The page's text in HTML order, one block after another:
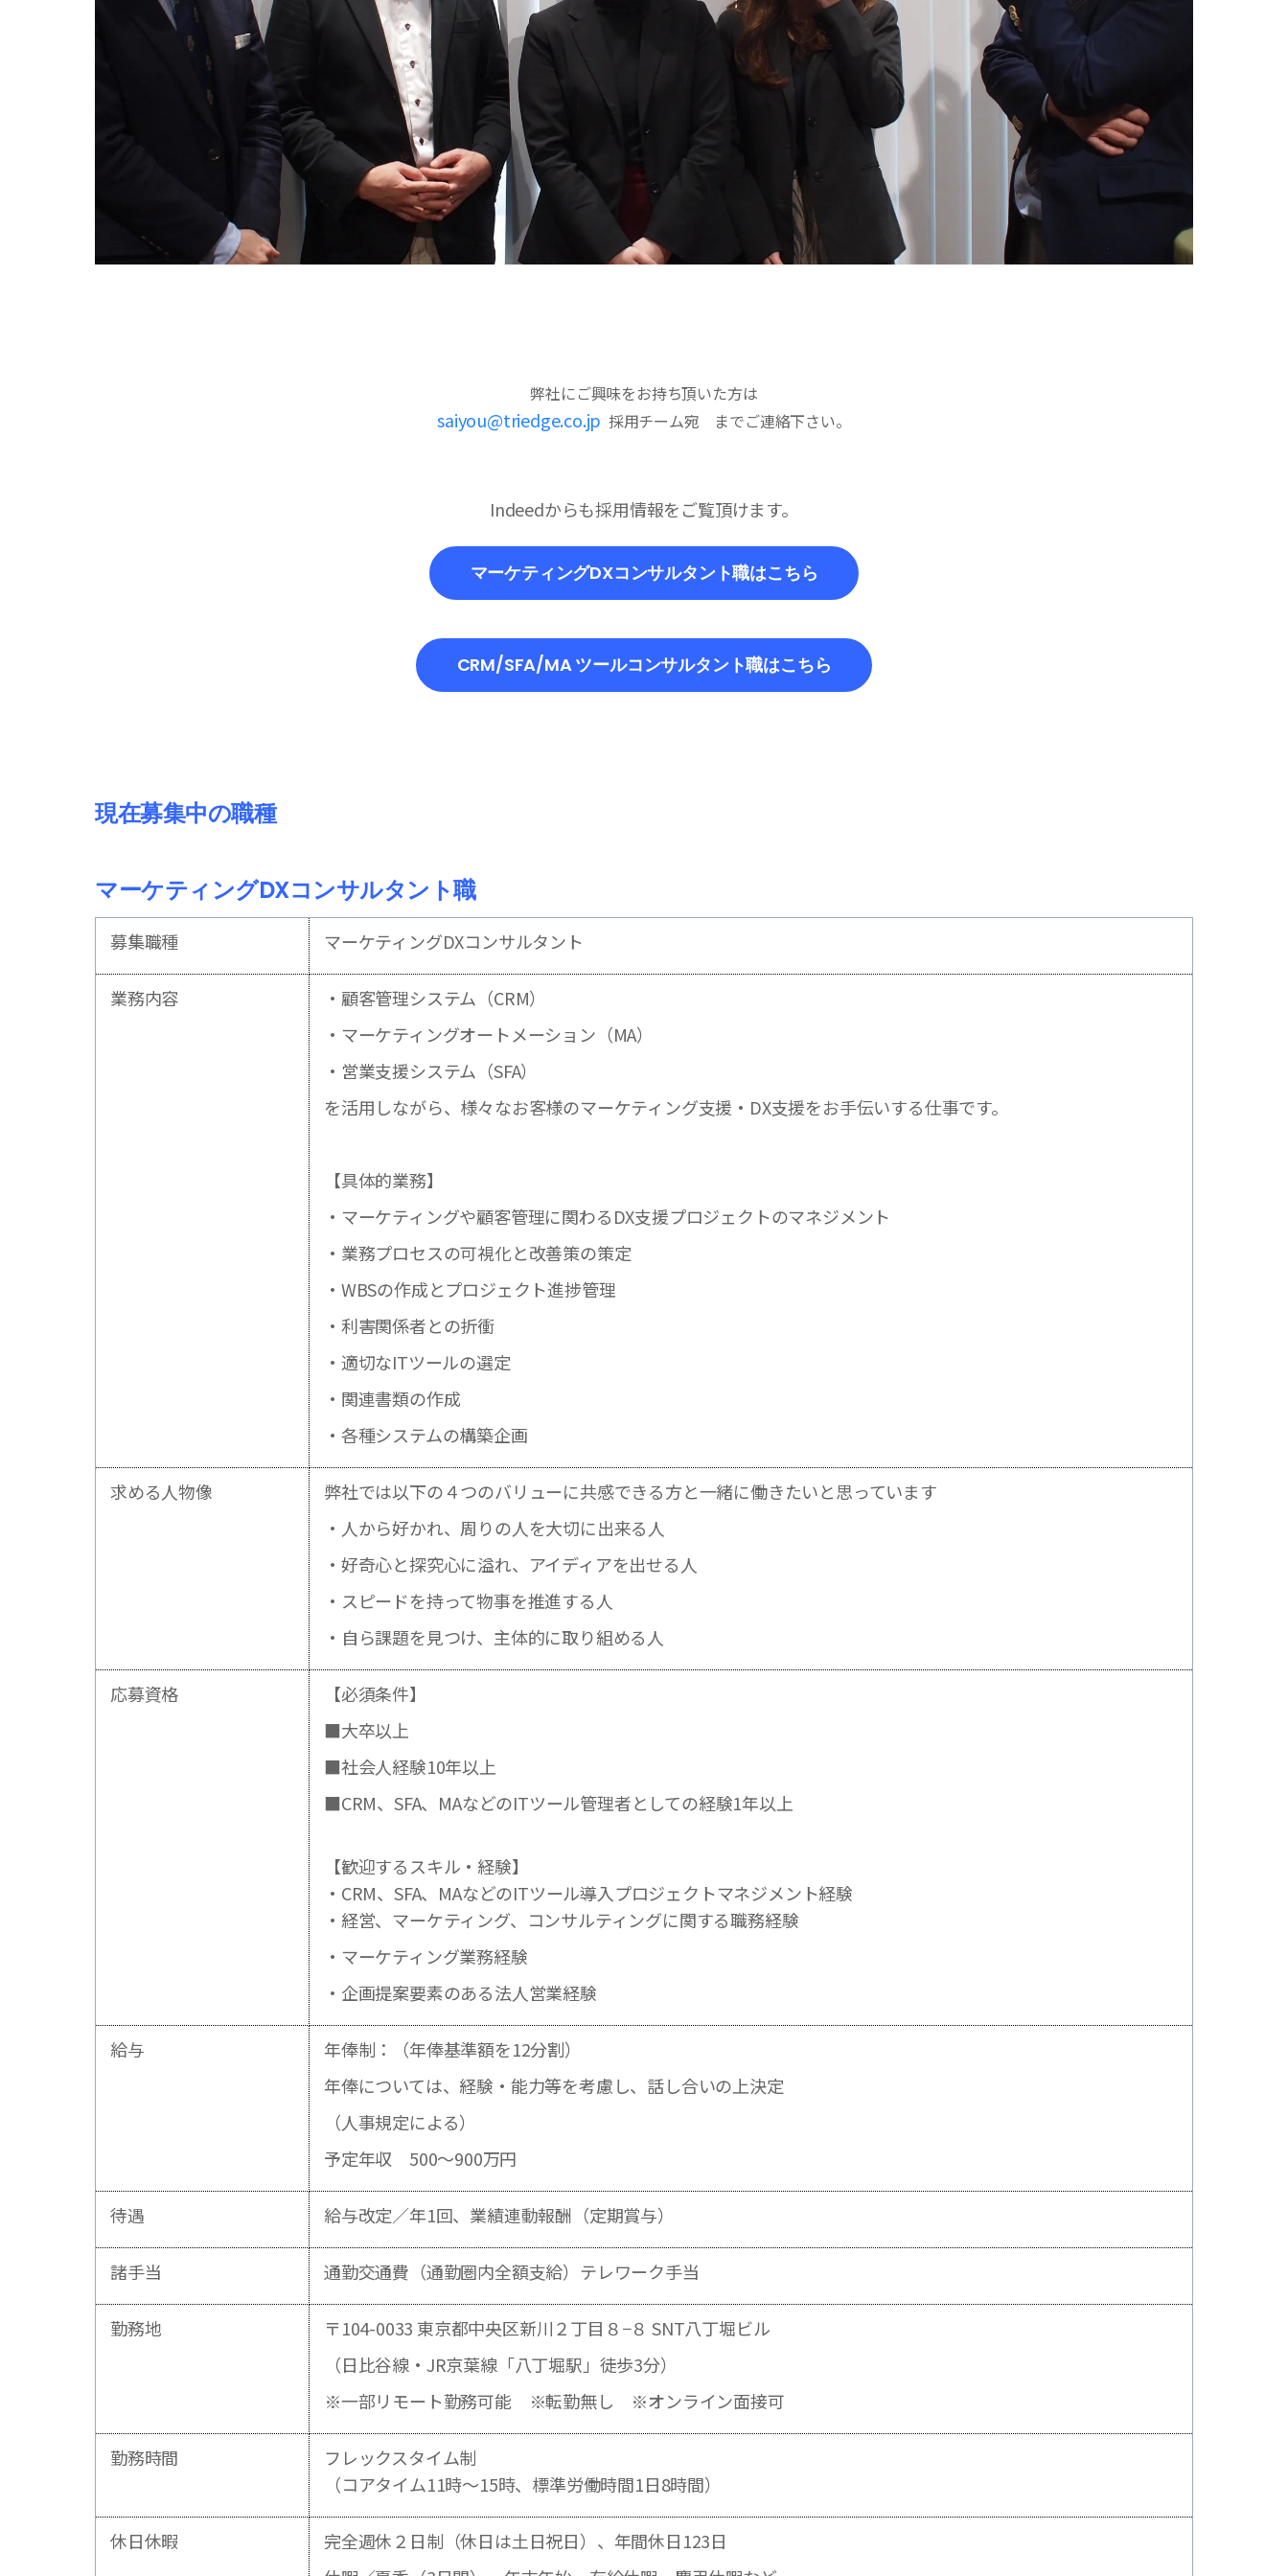
弊社にご興味をお持ち頂いた方は
saiyou@triedge.co.jp 採用チーム宛 までご連絡下さい。
Indeedからも採用情報をご覧頂けます。
マーケティングDXコンサルタント職はこちら
CRM/SFA/MA ツールコンサルタント職はこちら
現在募集中の職種
マーケティングDXコンサルタント職
募集職種 マーケティングDXコンサルタント
業務内容
・顧客管理システム（CRM）
・マーケティングオートメーション（MA）
・営業支援システム（SFA）
を活用しながら、様々なお客様のマーケティング支援・DX支援をお手伝いする仕事です。
【具体的業務】
・マーケティングや顧客管理に関わるDX支援プロジェクトのマネジメント
・業務プロセスの可視化と改善策の策定
・WBSの作成とプロジェクト進捗管理
・利害関係者との折衝
・適切なITツールの選定
・関連書類の作成
・各種システムの構築企画
求める人物像
弊社では以下の４つのバリューに共感できる方と一緒に働きたいと思っています
・人から好かれ、周りの人を大切に出来る人
・好奇心と探究心に溢れ、アイディアを出せる人
・スピードを持って物事を推進する人
・自ら課題を見つけ、主体的に取り組める人
応募資格
【必須条件】
■大卒以上
■社会人経験10年以上
■CRM、SFA、MAなどのITツール管理者としての経験1年以上
【歓迎するスキル・経験】
・CRM、SFA、MAなどのITツール導入プロジェクトマネジメント経験
・経営、マーケティング、コンサルティングに関する職務経験
・マーケティング業務経験
・企画提案要素のある法人営業経験
給与
年俸制：（年俸基準額を12分割）
年俸については、経験・能力等を考慮し、話し合いの上決定
（人事規定による）
予定年収 500～900万円
待遇 給与改定／年1回、業績連動報酬（定期賞与）
諸手当 通勤交通費（通勤圏内全額支給）テレワーク手当
勤務地
〒104-0033 東京都中央区新川２丁目８−８ SNT八丁堀ビル
（日比谷線・JR京葉線「八丁堀駅」徒歩3分）
※一部リモート勤務可能 ※転勤無し ※オンライン面接可
勤務時間
フレックスタイム制
（コアタイム11時～15時、標準労働時間1日8時間）
休日休暇
完全週休２日制（休日は土日祝日）、年間休日123日